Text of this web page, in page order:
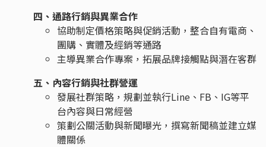
四、通路行銷與異業合作
協助制定價格策略與促銷活動，整合自有電商、
團購、實體及經銷等通路
主導異業合作專案，拓展品牌接觸點與潛在客群
五、內容行銷與社群營運
發展社群策略，規劃並執行Line、FB、IG等平
台內容與日常經營
策劃公關活動與新聞曝光，撰寫新聞稿並建立媒
體關係